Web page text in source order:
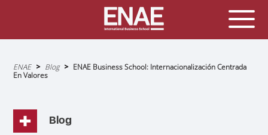
Sobrescribir
enlaces
de
navegación
ENAE Blog
ENAE Business School: Internacionalización Centrada
En Valores
Blog